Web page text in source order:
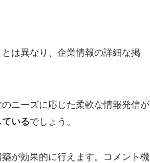
は異なり、企業情報の詳細な掲
ニーズに応じた柔軟な情報発信が
いるでしょう。
が効果的に行えます。コメント機